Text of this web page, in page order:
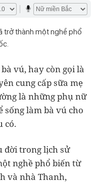
trở thành một nghề phổ
vú, hay còn gọi là
cung cấp sữa mẹ
là những phụ nữ
sống làm bà vú cho
có.
đời trong lịch sử
nghề phổ biến từ
và nhà Thanh,